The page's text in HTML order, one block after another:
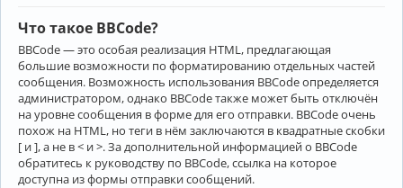
Что такое BBCode?
BBCode — это особая реализация HTML, предлагающая
большие возможности по форматированию отдельных частей
сообщения. Возможность использования BBCode определяется
администратором, однако BBCode также может быть отключён
на уровне сообщения в форме для его отправки. BBCode очень
похож на HTML, но теги в нём заключаются в квадратные скобки
[ и ], а не в < и >. За дополнительной информацией о BBCode
обратитесь к руководству по BBCode, ссылка на которое
доступна из формы отправки сообщений.